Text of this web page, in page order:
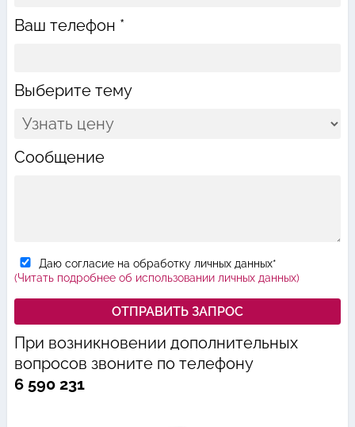
Ваш телефон *
Выберите тему
Сообщение
Даю согласие на обработку личных данных*
(Читать подробнее об использовании личных данных)
При возникновении дополнительных
вопросов звоните по телефону
6 590 231